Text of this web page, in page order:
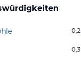
0,2
0,3